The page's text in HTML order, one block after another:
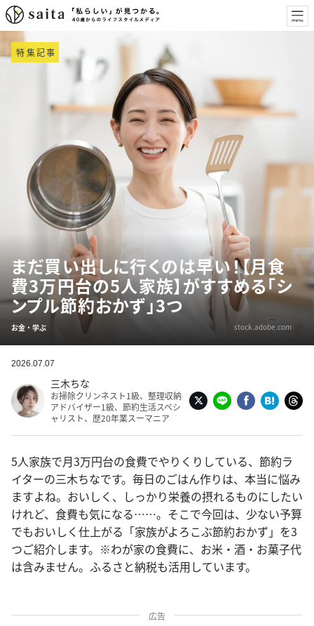
特集記事
まだ買い出しに行くのは早い！【月食
費3万円台の5人家族】がすすめる「シ
ンプル節約おかず」3つ
お金・学ぶ stock.adobe.com
2026.07.07
三木ちな
お掃除クリンネスト1級、整理収納
アドバイザー1級、節約生活スペシ
ャリスト、歴20年業スーマニア
5人家族で月3万円台の食費でやりくりしている、節約ラ
イターの三木ちなです。毎日のごはん作りは、本当に悩み
ますよね。おいしく、しっかり栄養の摂れるものにしたい
けれど、食費も気になる……。そこで今回は、少ない予算
でもおいしく仕上がる「家族がよろこぶ節約おかず」を3
つご紹介します。※わが家の食費に、お米・酒・お菓子代
は含みません。ふるさと納税も活用しています。
広告